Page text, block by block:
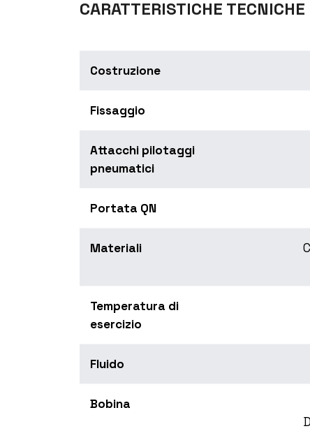
CARATTERISTICHE TECNICHE
Costruzione
Fissaggio
Attacchi pilotaggi
pneumatici
Portata QN
Materiali
Temperatura di
esercizio
Fluido
Bobina